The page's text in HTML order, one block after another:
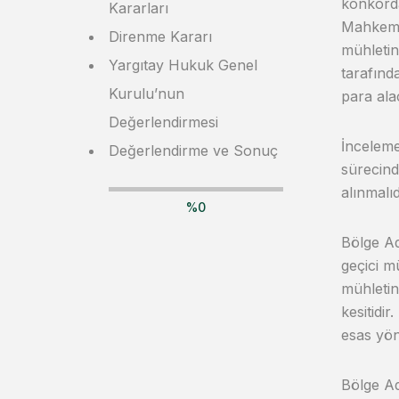
Kararları
Direnme Kararı
Yargıtay Hukuk Genel
Kurulu’nun
Değerlendirmesi
Değerlendirme ve Sonuç
%0
para
Bölge
geçici
esas
Bölge